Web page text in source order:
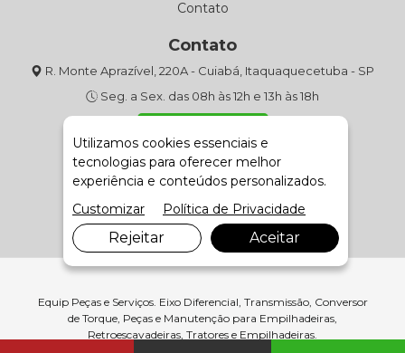
Contato
Contato
R. Monte Aprazível, 220A - Cuiabá, Itaquaquecetuba - SP
Seg. a Sex. das 08h às 12h e 13h às 18h
Fale com Vendas
Equip Peças e Serviços. Eixo Diferencial, Transmissão, Conversor
de Torque, Peças e Manutenção para Empilhadeiras,
Retroescavadeiras, Tratores e Empilhadeiras.
Utilizamos cookies essenciais e
tecnologias para oferecer melhor
experiência e conteúdos personalizados.
Customizar
Política de Privacidade
Rejeitar Aceitar